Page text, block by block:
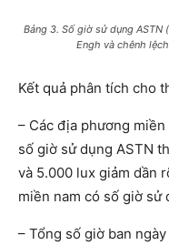
Bảng 3. Số giờ sử dụng
Engh và chênh
Kết quả phân tích cho
– Các địa phương
số giờ sử dụng ASTN
và 5.000 lux giảm dần
miền nam có số giờ sử
– Tổng số giờ ban